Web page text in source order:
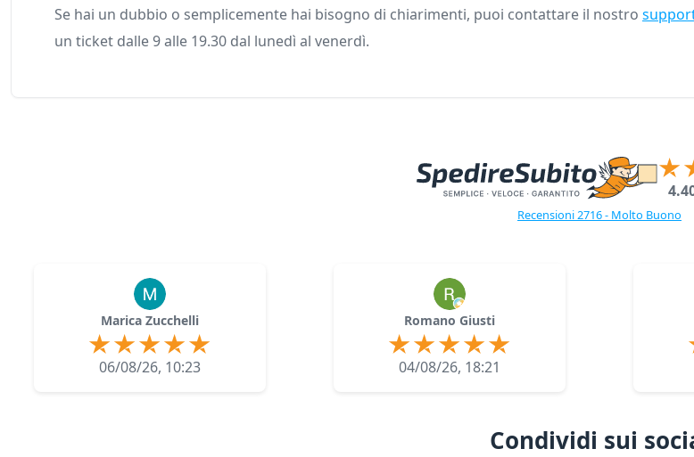
Se hai un dubbio o semplicemente hai bisogno di chiarimenti, puoi contattare il nostro
un ticket dalle 9 alle 19.30 dal lunedì al venerdì.
Recensioni 2716 - Molto Buono
Marica Zucchelli
06/08/26, 10:23
Romano Giusti
04/08/26, 18:21
Condividi sui